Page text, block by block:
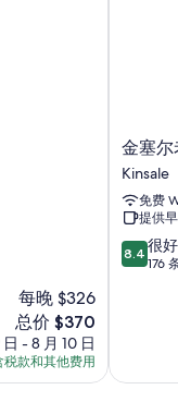
每晚 $326
新
价
格
$370
总价 $370
- 8 月 10 日
税款和其他费用
金
塞
尔
老
银
行
房
金塞尔
Kinsale
免费
提供
8.4
分，
176
8.4 很好
176